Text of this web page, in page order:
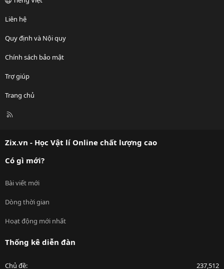
Liên hệ
Quy định và Nội quy
Chính sách bảo mật
Trợ giúp
Trang chủ
R
Zix.vn - Học Vật lí Online chất lượng cao
Có gì mới?
Bài viết mới
Dòng thời gian
Hoạt động mới nhất
Thống kê diễn đàn
Chủ đề 237,512